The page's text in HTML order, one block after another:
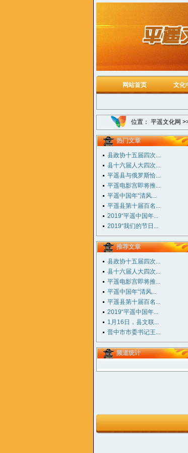
网站首页 文化
位置： 平遥文化网
热门文章
县政协十五届四次...
县十六届人大四次...
平遥县与俄罗斯恰...
平遥电影宫即将推...
平遥中国年“清风...
平遥县第十届百名...
2019“平遥中国年...
2019“我们的节日...
推荐文章
县政协十五届四次...
县十六届人大四次...
平遥电影宫即将推...
平遥中国年“清风...
平遥县第十届百名...
2019“平遥中国年...
1月16日，县文联...
晋中市市委书记王...
频道统计